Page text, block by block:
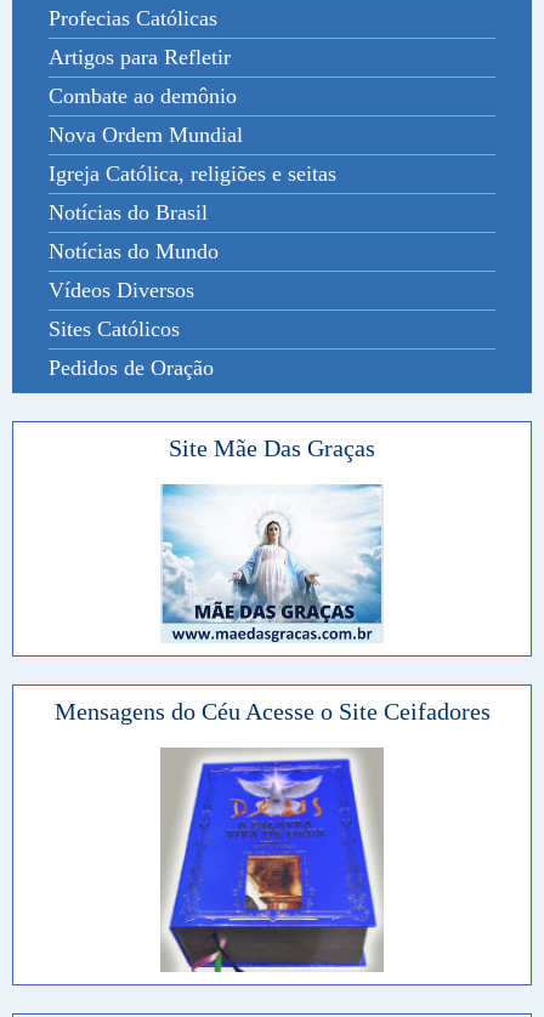
Profecias Católicas
Artigos para Refletir
Combate ao demônio
Nova Ordem Mundial
Igreja Católica, religiões e seitas
Notícias do Brasil
Notícias do Mundo
Vídeos Diversos
Sites Católicos
Pedidos de Oração
Site Mãe Das Graças
Mensagens do Céu Acesse o Site Ceifadores